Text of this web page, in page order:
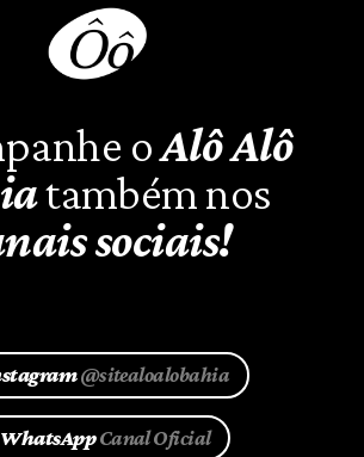
oAlô Alô
também nos
sociais!
@sitealoalobahia
WhatsAppCanal Oficial